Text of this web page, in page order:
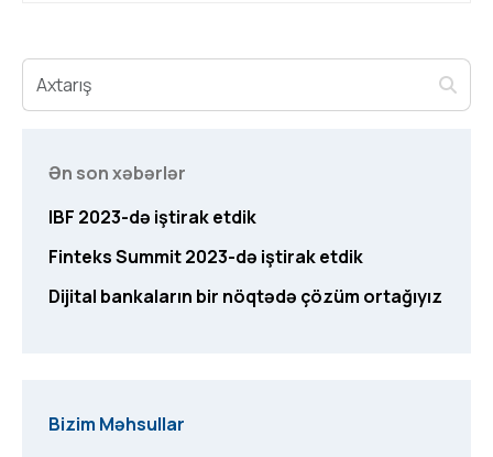
Ən son xəbərlər
IBF 2023-də iştirak etdik
Finteks Summit 2023-də iştirak etdik
Dijital bankaların bir nöqtədə çözüm ortağıyız
Bizim Məhsullar